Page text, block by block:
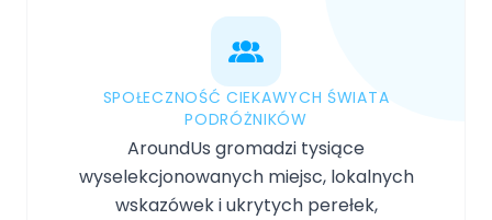
SPOŁECZNOŚĆ CIEKAWYCH ŚWIATA
PODRÓŻNIKÓW
AroundUs gromadzi tysiące
wyselekcjonowanych miejsc, lokalnych
wskazówek i ukrytych perełek,